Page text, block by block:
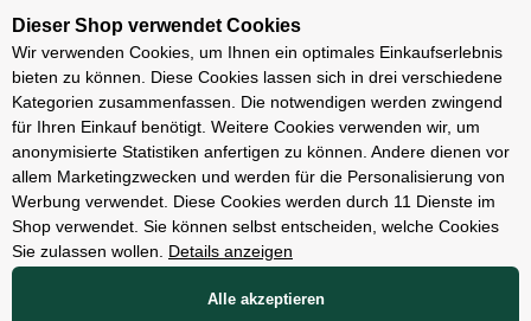
Unsere Filialen
Zubehör
Dieser Shop verwendet Cookies
Wir verwenden Cookies, um Ihnen ein optimales Einkaufserlebnis
bieten zu können. Diese Cookies lassen sich in drei verschiedene
Kategorien zusammenfassen. Die notwendigen werden zwingend
für Ihren Einkauf benötigt. Weitere Cookies verwenden wir, um
anonymisierte Statistiken anfertigen zu können. Andere dienen vor
allem Marketingzwecken und werden für die Personalisierung von
Werbung verwendet. Diese Cookies werden durch 11 Dienste im
Shop verwendet. Sie können selbst entscheiden, welche Cookies
Sie zulassen wollen.
Details anzeigen
Alle akzeptieren